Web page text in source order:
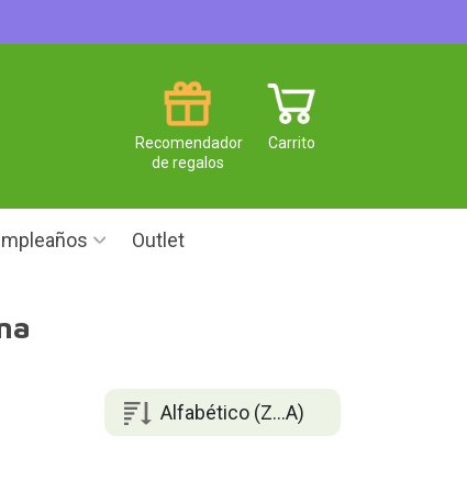
Carrito
Recomendador
de regalos
Outlet
Alfabético (Z...A)